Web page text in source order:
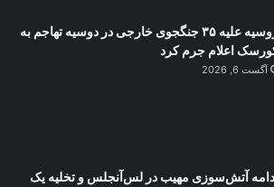
روسیه علیه ۳۵ جنگجوی خارجی در دوسیه تهاجم به
اعلام جرم کرد
آگست 6, 2026
آتش‌سوزی مهیب در لس‌آنجلس و تخلیه یک